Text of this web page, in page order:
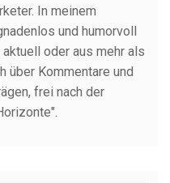
In meinem
und humorvoll
oder aus mehr als
über Kommentare und
frei nach der